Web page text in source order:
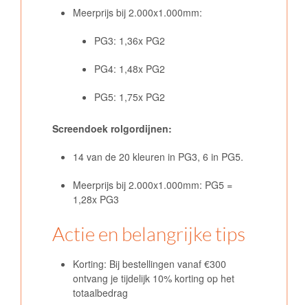
Meerprijs bij 2.000x1.000mm:
PG3: 1,36x PG2
PG4: 1,48x PG2
PG5: 1,75x PG2
Screendoek rolgordijnen:
14 van de 20 kleuren in PG3, 6 in PG5.
Meerprijs bij 2.000x1.000mm: PG5 =
1,28x PG3
Actie en belangrijke tips
Korting: Bij bestellingen vanaf €300
ontvang je tijdelijk 10% korting op het
totaalbedrag